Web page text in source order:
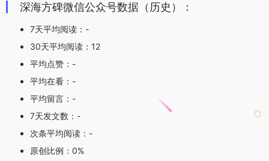
深海方碑微信公众号数据（历史）：
7天平均阅读：-
30天平均阅读：12
平均点赞：-
平均在看：-
平均留言：-
7天发文数：-
次条平均阅读：-
原创比例：0%